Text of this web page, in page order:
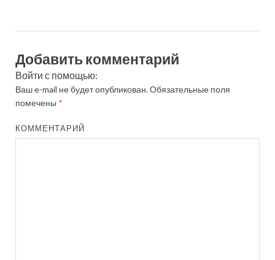
Добавить комментарий
Войти с помощью:
Ваш e-mail не будет опубликован.Обязательные поля
помечены *
КОММЕНТАРИЙ